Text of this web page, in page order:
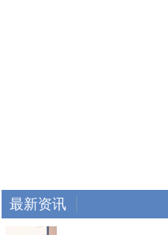
最新资讯